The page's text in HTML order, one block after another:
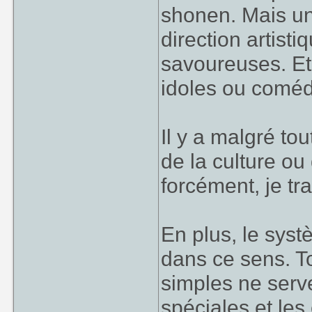
shonen. Mais
direction
savoureuses.
idoles ou
Il y a malgré
de la culture
forcément, je
En plus, le
dans ce sens.
simples ne
spéciales et